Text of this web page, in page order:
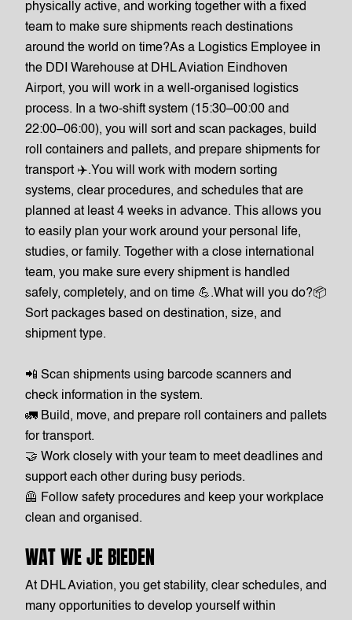
physically active, and working together with a fixed
team to make sure shipments reach destinations
around the world on time?As a Logistics Employee in
the DDI Warehouse at DHL Aviation Eindhoven
Airport, you will work in a well-organised logistics
process. In a two-shift system (15:30–00:00 and
22:00–06:00), you will sort and scan packages, build
roll containers and pallets, and prepare shipments for
transport ✈️.You will work with modern sorting
systems, clear procedures, and schedules that are
planned at least 4 weeks in advance. This allows you
to easily plan your work around your personal life,
studies, or family. Together with a close international
team, you make sure every shipment is handled
safely, completely, and on time 💪.What will you do?📦
Sort packages based on destination, size, and
shipment type.
📲 Scan shipments using barcode scanners and
check information in the system.
🚛 Build, move, and prepare roll containers and pallets
for transport.
🤝 Work closely with your team to meet deadlines and
support each other during busy periods.
🦺 Follow safety procedures and keep your workplace
clean and organised.
WAT WE JE BIEDEN
At DHL Aviation, you get stability, clear schedules, and
many opportunities to develop yourself within